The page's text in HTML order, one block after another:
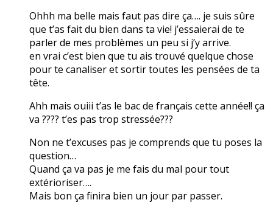
Ohhh ma belle mais faut pas dire ça…. je suis sûre
que t’as fait du bien dans ta vie! j’essaierai de te
parler de mes problèmes un peu si j’y arrive.
en vrai c’est bien que tu ais trouvé quelque chose
pour te canaliser et sortir toutes les pensées de ta
tête.
Ahh mais ouiii t’as le bac de français cette année!! ça
va ???? t’es pas trop stressée???
Non ne t’excuses pas je comprends que tu poses la
question…
Quand ça va pas je me fais du mal pour tout
extérioriser….
Mais bon ça finira bien un jour par passer.